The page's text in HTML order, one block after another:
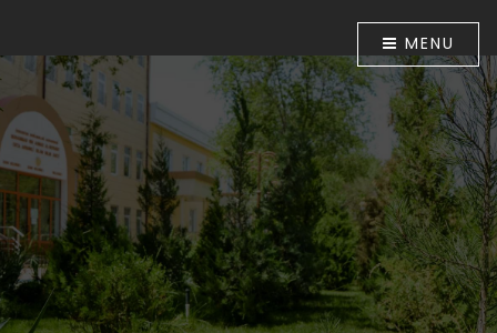
MENU
“Quranı kárim hám tájwid”
pullı oqıw kursları